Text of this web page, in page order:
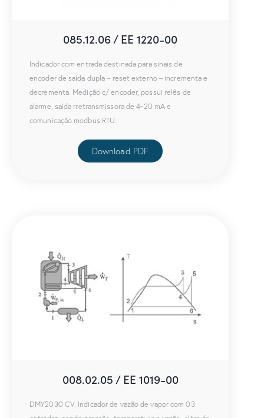
085.12.06 / EE 1220-00
Indicador com entrada destinada para sinais de
encoder de saída dupla – reset externo – incrementa e
decrementa. Medição c/ encoder, possui relês de
alarme, saída rretransmissora de 4~20 mA e
comunicação modbus RTU.
Download PDF
008.02.05 / EE 1019-00
DMY2030 CV. Indicador de vazão de vapor com 03